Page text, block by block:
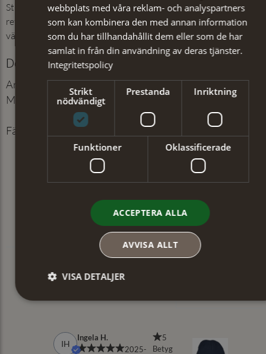
Stickad reflexmössa i växlande mönster med insydda
reflextrådar som gör att du syns i mörkret. Mössan har ett
värmande foder.
Detaljer
Artikelnummer:
210384721
Material
70% akryl, 30% ull. Foder i
100% polyester
Färg
Grön
webbplats med våra reklam- och analyspartners
som kan kombinera den med annan information
som du har tillhandahållit dem eller som de har
samlat in från din användning av deras tjänster.
Integritetspolicy
Strikt
nödvändigt
Prestanda Inriktning
Funktioner Oklassificerade
ACCEPTERA ALLA
AVVISA ALLT
VISA DETALJER